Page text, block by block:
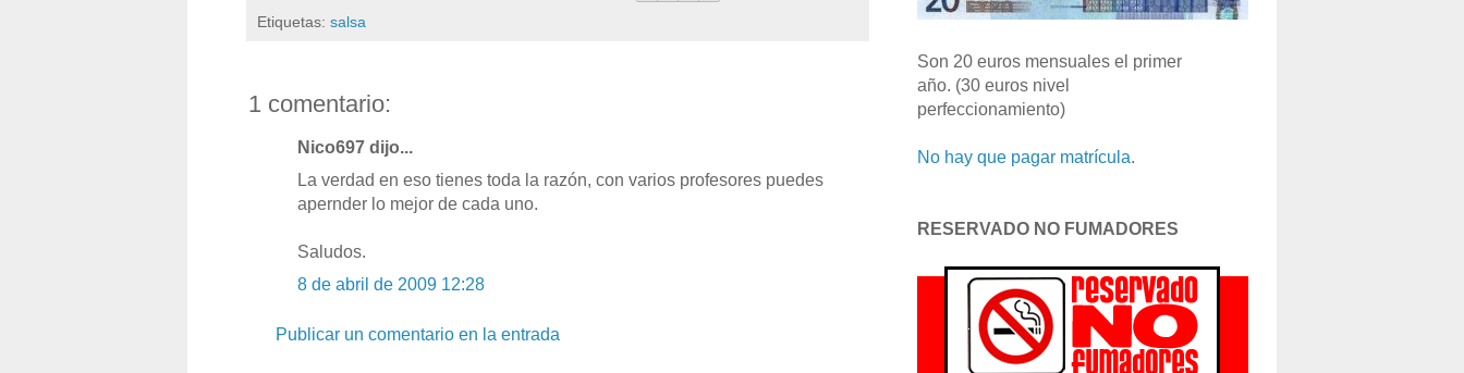
Etiquetas: salsa
1 comentario:
Nico697 dijo...
La verdad en eso tienes toda la razón, con varios profesores puedes
apernder lo mejor de cada uno.
Saludos.
8 de abril de 2009 12:28
Publicar un comentario en la entrada
Son 20 euros mensuales el primer
año. (30 euros nivel
perfeccionamiento)
No hay que pagar matrícula.
RESERVADO NO FUMADORES